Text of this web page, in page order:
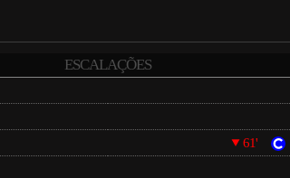
ESCALAÇÕES
61'